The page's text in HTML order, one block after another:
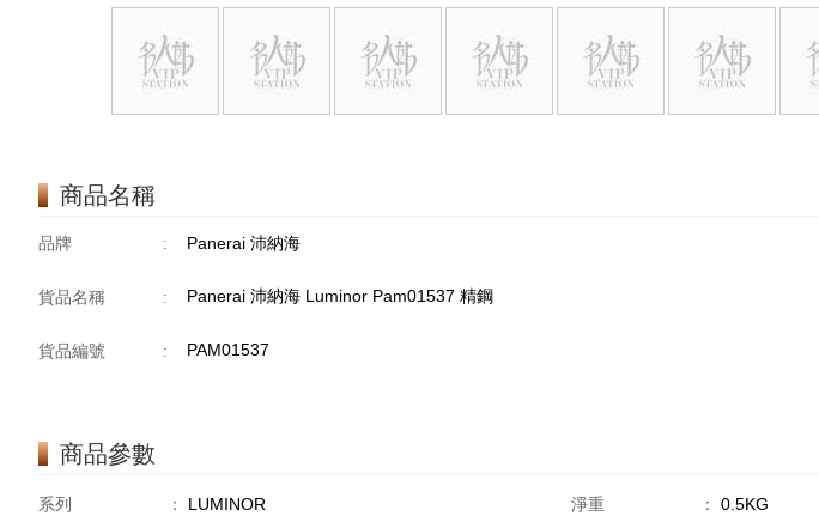
商品名稱
品牌 : Panerai 沛納海
貨品名稱 : Panerai 沛納海 Luminor Pam01537 精鋼
貨品編號 : PAM01537
商品參數
系列 ： LUMINOR 淨重 ： 0.5KG